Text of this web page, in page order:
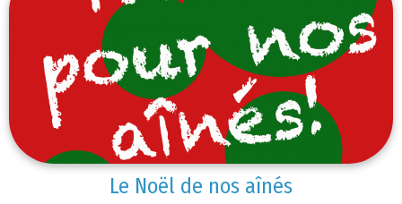
Le Noël de nos aînés